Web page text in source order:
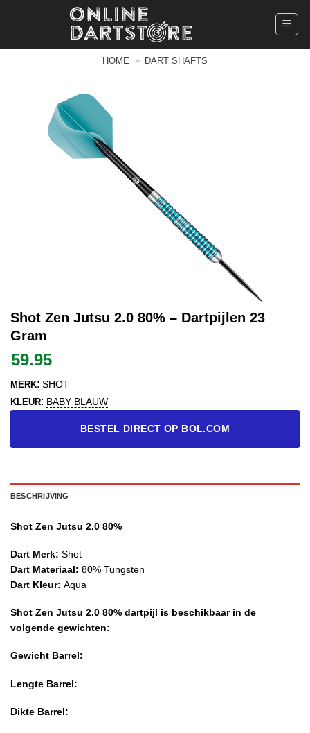
HOME » DART SHAFTS
Shot Zen Jutsu 2.0 80% – Dartpijlen 23
Gram
59.95
MERK: SHOT
KLEUR: BABY BLAUW
BESTEL DIRECT OP BOL.COM
BESCHRIJVING
Shot Zen Jutsu 2.0 80%
Dart Merk: Shot
Dart Materiaal: 80% Tungsten
Dart Kleur: Aqua
Shot Zen Jutsu 2.0 80% dartpijl is beschikbaar in de
volgende gewichten:
Gewicht Barrel:
Lengte Barrel:
Dikte Barrel: